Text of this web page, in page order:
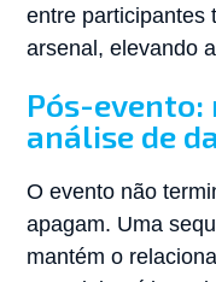
entre participantes
arsenal, elevando
Pós-
análise de
O evento não
apagam. Uma
mantém o